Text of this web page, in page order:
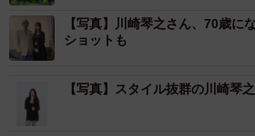
【写真】川崎琴之さん、70歳に
ショットも
【写真】スタイル抜群の川崎琴